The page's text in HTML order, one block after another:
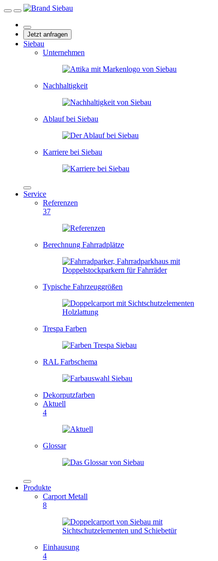
Jetzt anfragen
Siebau
Unternehmen
Nachhaltigkeit
Ablauf bei Siebau
Karriere bei Siebau
Service
Referenzen
37
Berechnung Fahrradplätze
Typische Fahrzeuggrößen
Trespa Farben
RAL Farbschema
Dekorputzfarben
Aktuell
4
Glossar
Produkte
Carport Metall
8
Einhausung
4